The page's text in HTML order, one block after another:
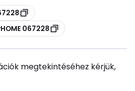
067228
megtekintéséhez kérjük,